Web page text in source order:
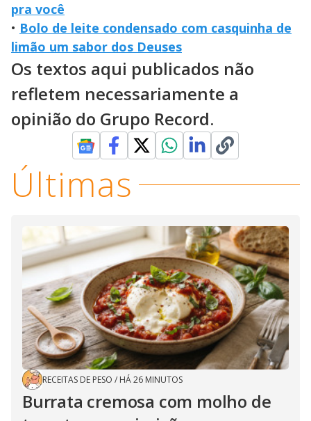
pra você
• Bolo de leite condensado com casquinha de
limão um sabor dos Deuses
Os textos aqui publicados não
refletem necessariamente a
opinião do Grupo Record.
Últimas
RECEITAS DE PESO / HÁ 26 MINUTOS
Burrata cremosa com molho de